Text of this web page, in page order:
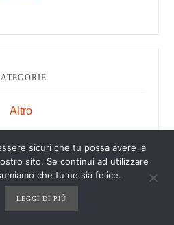
Altro
a Corpo Libero
Altri Attrezzi
in Sospensione
Cyclette
sicuri che tu possa avere la
sito. Se continui ad utilizzare
che tu ne sia felice.
LEGGI DI PIÙ